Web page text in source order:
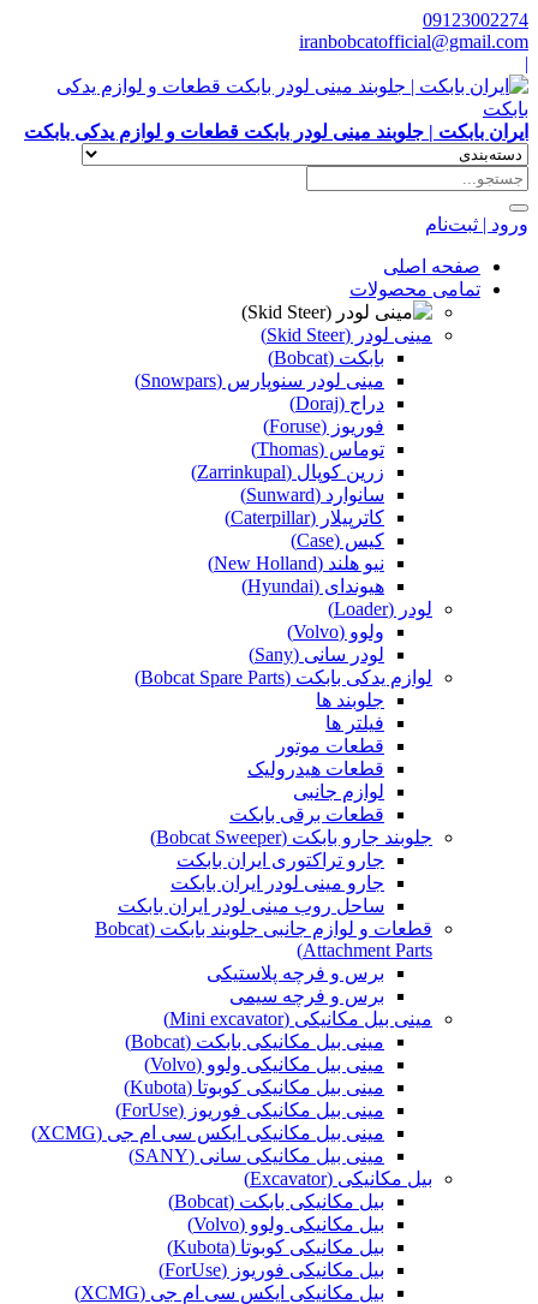
09123002274
iranbobcatofficial@gmail.com
|
ایران بابکت | جلوبند مینی لودر بابکت قطعات و لوازم یدکی بابکت
ورود | ثبت‌نام
صفحه اصلی
تمامی محصولات
مینی لودر (Skid Steer)
بابکت (Bobcat)
مینی لودر سنوپارس (Snowpars)
دراج (Doraj)
فوریوز (Foruse)
توماس (Thomas)
زرین کوپال (Zarrinkupal)
سانوارد (Sunward)
کاترپیلار (Caterpillar)
کیس (Case)
نیو هلند (New Holland)
هیوندای (Hyundai)
لودر (Loader)
ولوو (Volvo)
لودر سانی (Sany)
لوازم یدکی بابکت (Bobcat Spare Parts)
جلوبند ها
فیلتر ها
قطعات موتور
قطعات هیدرولیک
لوازم جانبی
قطعات برقی بابکت
جلوبند جارو بابکت (Bobcat Sweeper)
جارو تراکتوری ایران بابکت
جارو مینی لودر ایران بابکت
ساحل روب مینی لودر ایران بابکت
قطعات و لوازم جانبی جلوبند بابکت (Bobcat
Attachment Parts)
برس و فرچه پلاستیکی
برس و فرچه سیمی
مینی بیل مکانیکی (Mini excavator)
مینی بیل مکانیکی بابکت (Bobcat)
مینی بیل مکانیکی ولوو (Volvo)
مینی بیل مکانیکی کوبوتا (Kubota)
مینی بیل مکانیکی فوریوز (ForUse)
مینی بیل مکانیکی ایکس سی ام جی (XCMG)
مینی بیل مکانیکی سانی (SANY)
بیل مکانیکی (Excavator)
بیل مکانیکی بابکت (Bobcat)
بیل مکانیکی ولوو (Volvo)
بیل مکانیکی کوبوتا (Kubota)
بیل مکانیکی فوریوز (ForUse)
بیل مکانیکی ایکس سی ام جی (XCMG)